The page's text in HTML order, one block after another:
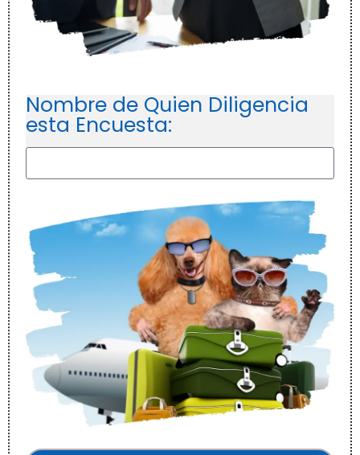
Nombre de Quien Diligencia
esta Encuesta: